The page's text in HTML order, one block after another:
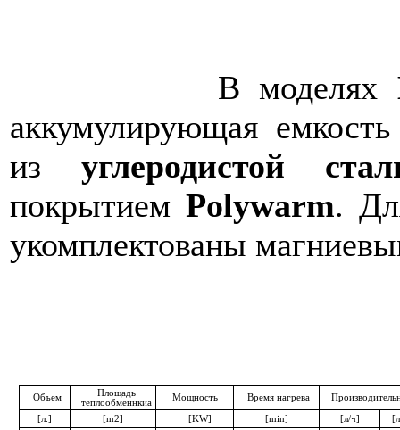
В моделях
аккумулирующая
из углеродистой
покрытием Polywarm.
укомплектованы
Объем
Площадь
теплообменнкиа
Мощность Время нагрева
[л.] [m2] [KW] [min] [л/ч]